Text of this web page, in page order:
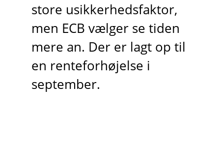
store usikkerhedsfaktor,
men ECB vælger se tiden
mere an. Der er lagt op til
en renteforhøjelse i
september.